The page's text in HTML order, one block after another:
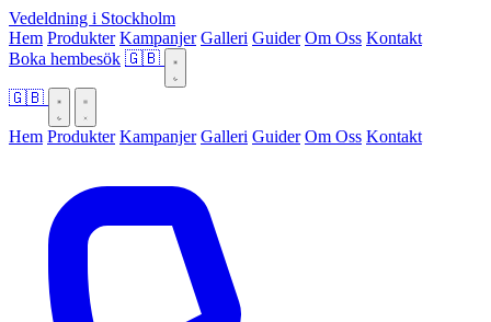
Vedeldning i Stockholm
Hem Produkter Kampanjer Galleri Guider Om Oss Kontakt
Boka hembesök 🇬🇧
🇬🇧
Hem Produkter Kampanjer Galleri Guider Om Oss Kontakt